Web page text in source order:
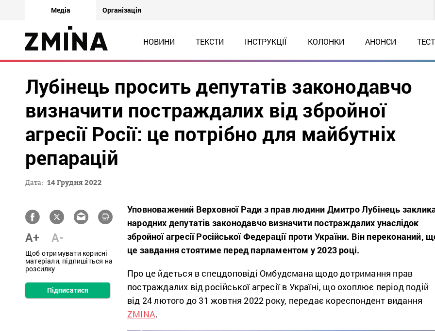
Медіа Організація
НОВИНИ ТЕКСТИ ІНСТРУКЦІЇ КОЛОНКИ АНОНСИ
Лубінець просить депутатів законодавчо
визначити постраждалих від збройної
агресії Росії: це потрібно для майбутніх
репарацій
Дата: 14 Грудня 2022
A+ A-
Щоб отримувати корисні
матеріали, підпишіться на
розсилку
Підписатися
Уповноважений Верховної Ради з прав людини Дмитро Лубінець
народних депутатів законодавчо визначити постраждалих унаслідок
збройної агресії Російської Федерації проти України. Він переконаний,
це завдання стоятиме перед парламентом у 2023 році.
Про це йдеться в спецдоповіді Омбудсмана щодо дотримання прав
постраждалих від російської агресії в Україні, що охоплює період подій
від 24 лютого до 31 жовтня 2022 року, передає кореспондент видання
ZMINA.